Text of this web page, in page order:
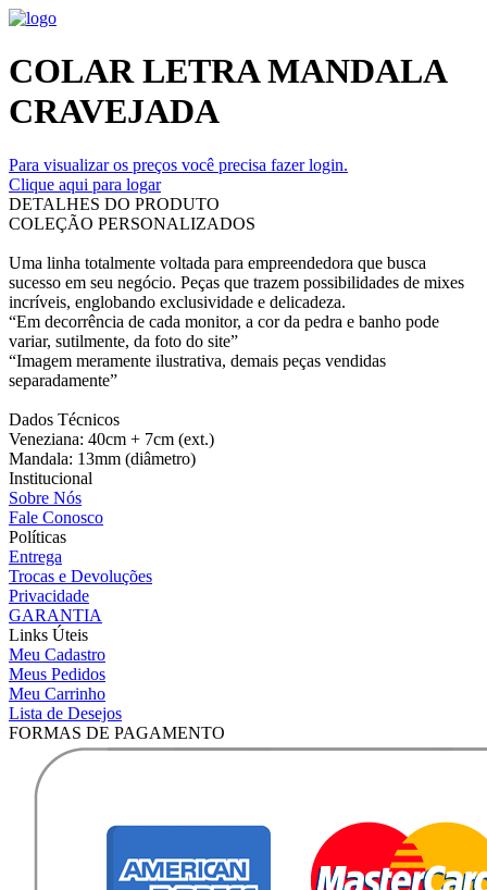
COLAR LETRA MANDALA
CRAVEJADA
Para visualizar os preços você precisa fazer login.
Clique aqui para logar
DETALHES DO PRODUTO
COLEÇÃO PERSONALIZADOS
Uma linha totalmente voltada para empreendedora que busca
sucesso em seu negócio. Peças que trazem possibilidades de mixes
incríveis, englobando exclusividade e delicadeza.
“Em decorrência de cada monitor, a cor da pedra e banho pode
variar, sutilmente, da foto do site”
“Imagem meramente ilustrativa, demais peças vendidas
separadamente”
Dados Técnicos
Veneziana: 40cm + 7cm (ext.)
Mandala: 13mm (diâmetro)
Institucional
Sobre Nós
Fale Conosco
Políticas
Entrega
Trocas e Devoluções
Privacidade
GARANTIA
Links Úteis
Meu Cadastro
Meus Pedidos
Meu Carrinho
Lista de Desejos
FORMAS DE PAGAMENTO